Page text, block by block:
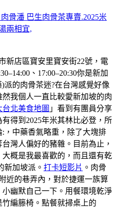
骨潘 巴生肉骨茶專賣.2025米
兩相宜,
新店區寶安里寶安街22號，電
、17:00–20:30你是新加
派的肉骨茶迷?在台灣感覺好像
我個人一直比較愛新加坡的肉
台北美食地圖 」看到有團員分享
得到2025年米其林比必登，所
，中藥香氣略重，除了大塊排
灣人偏好的豬雜。目前為止，
概是我最喜歡的，而且還有乾
新加坡派。 打卡短影片 。肉骨
近的巷弄內，對於捷運一族算
幽默自己一下。用餐環境乾淨
編籐椅。點餐就掃桌上的